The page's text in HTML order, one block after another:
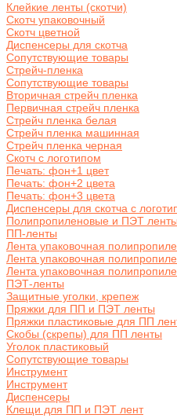
Клейкие ленты (скотчи)
Скотч упаковочный
Скотч цветной
Диспенсеры для скотча
Сопутствующие товары
Стрейч-пленка
Сопутствующие товары
Вторичная стрейч пленка
Первичная стрейч пленка
Стрейч пленка белая
Стрейч пленка машинная
Стрейч пленка черная
Скотч с логотипом
Печать: фон+1 цвет
Печать: фон+2 цвета
Печать: фон+3 цвета
Диспенсеры для скотча с
Полипропиленовые и ПЭТ ленты
ПП-ленты
Лента упаковочная
Лента упаковочная
Лента упаковочная
ПЭТ-ленты
Защитные уголки, крепеж
Пряжки для ПП и ПЭТ ленты
Пряжки пластиковые для ПП
Скобы (скрепы) для ПП ленты
Уголок пластиковый
Сопутствующие товары
Инструмент
Инструмент
Диспенсеры
Клещи для ПП и ПЭТ лент